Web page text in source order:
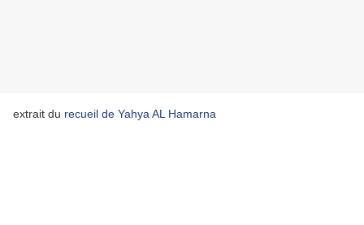
extrait du recueil de Yahya AL Hamarna